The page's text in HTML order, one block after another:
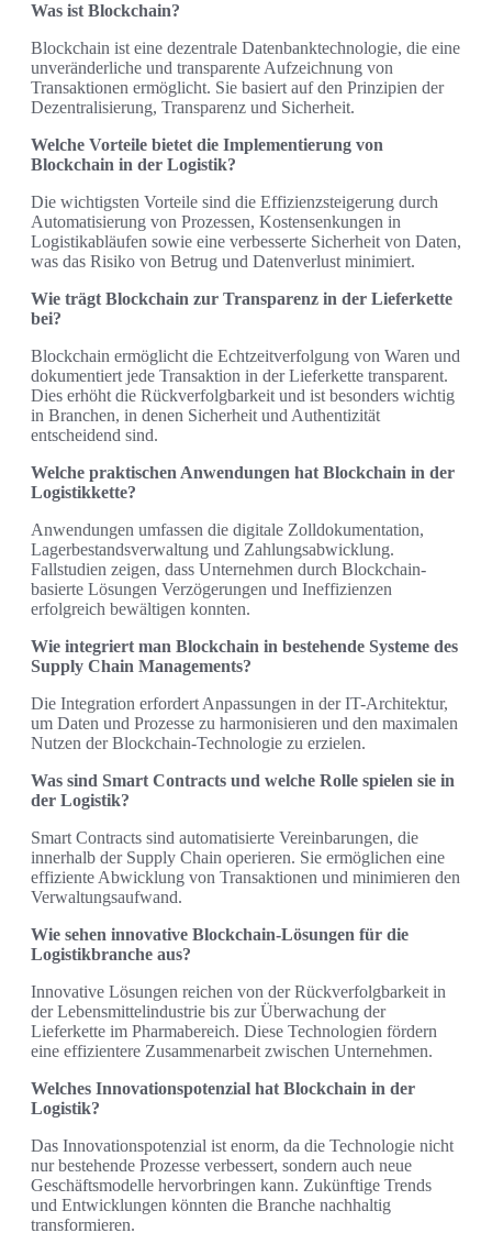
Was ist Blockchain?
Blockchain ist eine dezentrale Datenbanktechnologie, die eine
unveränderliche und transparente Aufzeichnung von
Transaktionen ermöglicht. Sie basiert auf den Prinzipien der
Dezentralisierung, Transparenz und Sicherheit.
Welche Vorteile bietet die Implementierung von
Blockchain in der Logistik?
Die wichtigsten Vorteile sind die Effizienzsteigerung durch
Automatisierung von Prozessen, Kostensenkungen in
Logistikabläufen sowie eine verbesserte Sicherheit von Daten,
was das Risiko von Betrug und Datenverlust minimiert.
Wie trägt Blockchain zur Transparenz in der Lieferkette
bei?
Blockchain ermöglicht die Echtzeitverfolgung von Waren und
dokumentiert jede Transaktion in der Lieferkette transparent.
Dies erhöht die Rückverfolgbarkeit und ist besonders wichtig
in Branchen, in denen Sicherheit und Authentizität
entscheidend sind.
Welche praktischen Anwendungen hat Blockchain in der
Logistikkette?
Anwendungen umfassen die digitale Zolldokumentation,
Lagerbestandsverwaltung und Zahlungsabwicklung.
Fallstudien zeigen, dass Unternehmen durch Blockchain-
basierte Lösungen Verzögerungen und Ineffizienzen
erfolgreich bewältigen konnten.
Wie integriert man Blockchain in bestehende Systeme des
Supply Chain Managements?
Die Integration erfordert Anpassungen in der IT-Architektur,
um Daten und Prozesse zu harmonisieren und den maximalen
Nutzen der Blockchain-Technologie zu erzielen.
Was sind Smart Contracts und welche Rolle spielen sie in
der Logistik?
Smart Contracts sind automatisierte Vereinbarungen, die
innerhalb der Supply Chain operieren. Sie ermöglichen eine
effiziente Abwicklung von Transaktionen und minimieren den
Verwaltungsaufwand.
Wie sehen innovative Blockchain-Lösungen für die
Logistikbranche aus?
Innovative Lösungen reichen von der Rückverfolgbarkeit in
der Lebensmittelindustrie bis zur Überwachung der
Lieferkette im Pharmabereich. Diese Technologien fördern
eine effizientere Zusammenarbeit zwischen Unternehmen.
Welches Innovationspotenzial hat Blockchain in der
Logistik?
Das Innovationspotenzial ist enorm, da die Technologie nicht
nur bestehende Prozesse verbessert, sondern auch neue
Geschäftsmodelle hervorbringen kann. Zukünftige Trends
und Entwicklungen könnten die Branche nachhaltig
transformieren.